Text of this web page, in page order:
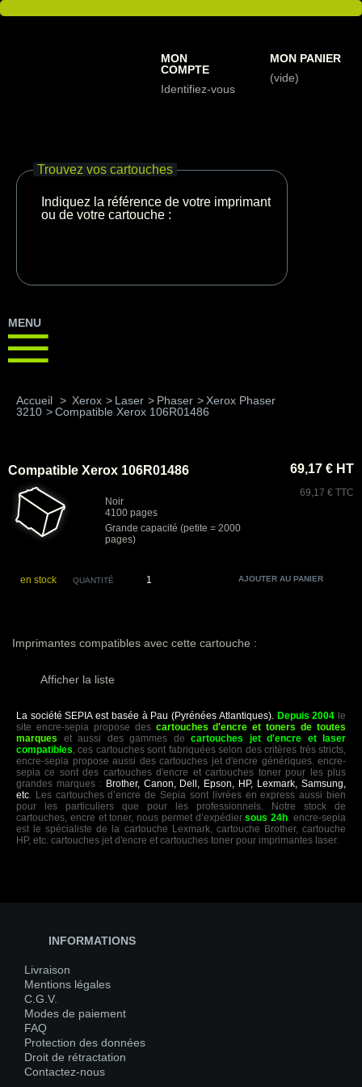
MON
COMPTE
Identifiez-vous
MON PANIER
(vide)
Trouvez vos cartouches
Indiquez la référence de votre imprimante
ou de votre cartouche :
MENU
Accueil > Xerox > Laser > Phaser > Xerox Phaser
3210 >Compatible Xerox 106R01486
Compatible Xerox 106R01486
Noir
4100 pages
Grande capacité (petite = 2000
pages)
69,17 € HT
69,17 € TTC
en stock QUANTITÉ
Imprimantes compatibles avec cette cartouche :
Afficher la liste
La société SEPIA est basée à Pau (Pyrénées Atlantiques). Depuis 2004 le
site encre-sepia propose des cartouches d'encre et toners de toutes
marques et aussi des gammes de cartouches jet d'encre et laser
compatibles, ces cartouches sont fabriquées selon des critères très stricts,
encre-sepia propose aussi des cartouches jet d'encre génériques. encre-
sepia ce sont des cartouches d'encre et cartouches toner pour les plus
grandes marques : Brother, Canon, Dell, Epson, HP, Lexmark, Samsung,
etc. Les cartouches d’encre de Sepia sont livrées en express aussi bien
pour les particuliers que pour les professionnels. Notre stock de
cartouches, encre et toner, nous permet d’expédiersous 24h. encre-sepia
est le spécialiste de la cartouche Lexmark, cartouche Brother, cartouche
HP, etc. cartouches jet d'encre et cartouches toner pour imprimantes laser.
INFORMATIONS
Livraison
Mentions légales
C.G.V.
Modes de paiement
FAQ
Protection des données
Droit de rétractation
Contactez-nous